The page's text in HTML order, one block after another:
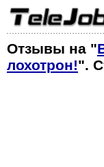
Отзывы на "
лохотрон!".